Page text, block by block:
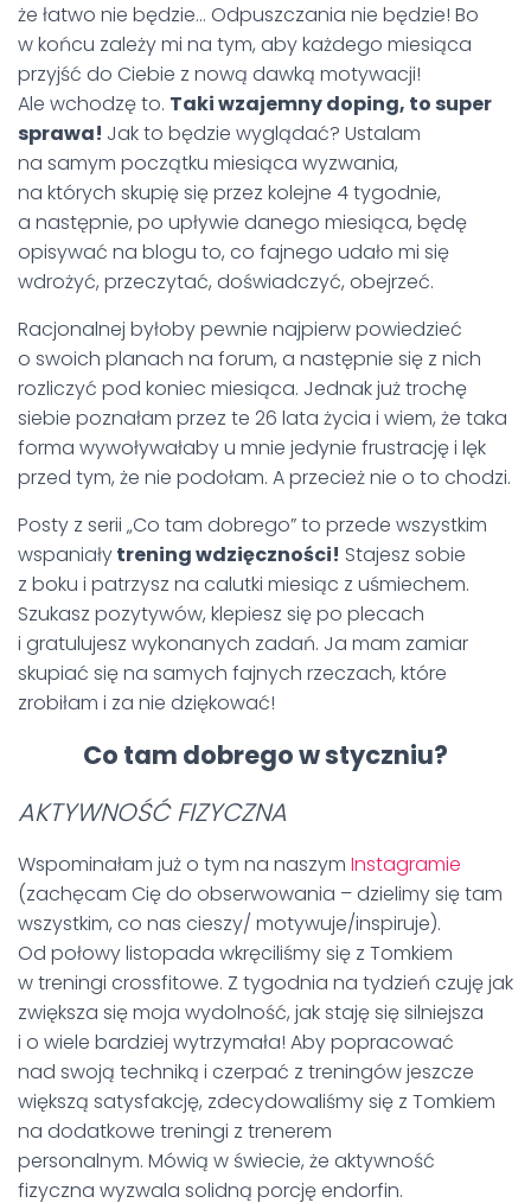
że łatwo nie będzie… Odpuszczania nie będzie! Bo
w końcu zależy mi na tym, aby każdego miesiąca
przyjść do Ciebie z nową dawką motywacji!
Ale wchodzę to. Taki wzajemny doping, to super
sprawa! Jak to będzie wyglądać? Ustalam
na samym początku miesiąca wyzwania,
na których skupię się przez kolejne 4 tygodnie,
a następnie, po upływie danego miesiąca, będę
opisywać na blogu to, co fajnego udało mi się
wdrożyć, przeczytać, doświadczyć, obejrzeć.
Racjonalnej byłoby pewnie najpierw powiedzieć
o swoich planach na forum, a następnie się z nich
rozliczyć pod koniec miesiąca. Jednak już trochę
siebie poznałam przez te 26 lata życia i wiem, że taka
forma wywoływałaby u mnie jedynie frustrację i lęk
przed tym, że nie podołam. A przecież nie o to chodzi.
Posty z serii „Co tam dobrego” to przede wszystkim
wspaniałytrening wdzięczności! Stajesz sobie
z boku i patrzysz na calutki miesiąc z uśmiechem.
Szukasz pozytywów, klepiesz się po plecach
i gratulujesz wykonanych zadań. Ja mam zamiar
skupiać się na samych fajnych rzeczach, które
zrobiłam i za nie dziękować!
Co tam dobrego w styczniu?
AKTYWNOŚĆ FIZYCZNA
Wspominałam już o tym na naszym Instagramie
(zachęcam Cię do obserwowania – dzielimy się tam
wszystkim, co nas cieszy/ motywuje/inspiruje).
Od połowy listopada wkręciliśmy się z Tomkiem
w treningi crossfitowe. Z tygodnia na tydzień czuję jak
zwiększa się moja wydolność, jak staję się silniejsza
i o wiele bardziej wytrzymała! Aby popracować
nad swoją techniką i czerpać z treningów jeszcze
większą satysfakcję, zdecydowaliśmy się z Tomkiem
na dodatkowe treningi z trenerem
personalnym. Mówią w świecie, że aktywność
fizyczna wyzwala solidną porcję endorfin.